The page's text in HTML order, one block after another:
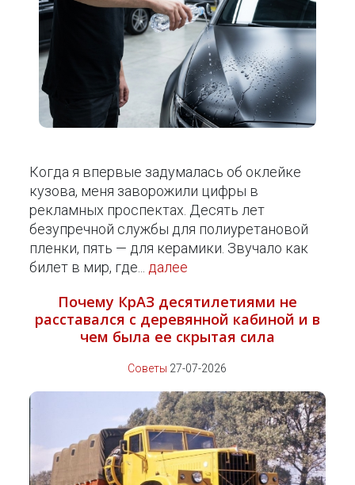
Когда я впервые задумалась об оклейке
кузова, меня заворожили цифры в
рекламных проспектах. Десять лет
безупречной службы для полиуретановой
пленки, пять — для керамики. Звучало как
билет в мир, где... далее
Почему КрАЗ десятилетиями не
расставался с деревянной кабиной и в
чем была ее скрытая сила
Советы 27-07-2026